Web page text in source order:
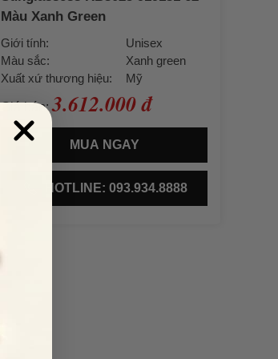
Màu Xanh Green
Giới tính:
Unisex
Màu sắc:
Xanh green
Xuất xứ thương hiệu:
Mỹ
Giá bán: 3.612.000 đ
MUA NGAY
HOTLINE: 093.934.8888